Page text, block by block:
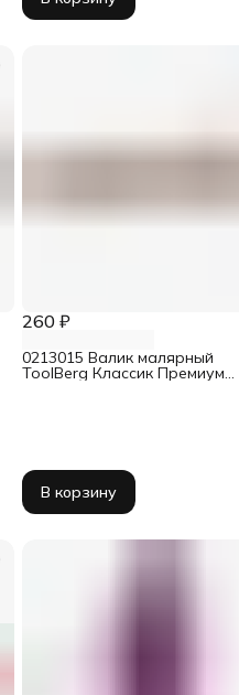
260 ₽
0213015 Валик малярный
ToolBerg Классик Премиум
В корзину